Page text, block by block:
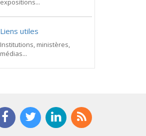
expositions...
Liens utiles
Institutions, ministères,
médias...